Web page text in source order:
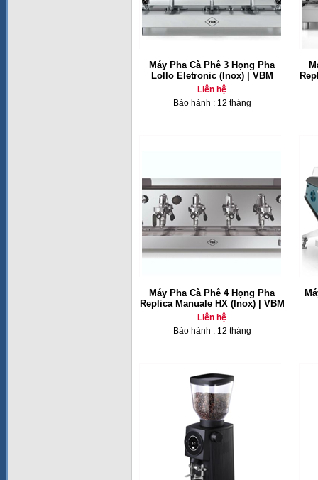
Máy Pha Cà Phê 3 Họng Pha
Lollo Eletronic (Inox) | VBM
Liên hệ
Bảo hành : 12 tháng
Máy Pha Cà Phê 4 Họng Pha
Replica Manuale HX (Inox) | VBM
Liên hệ
Bảo hành : 12 tháng